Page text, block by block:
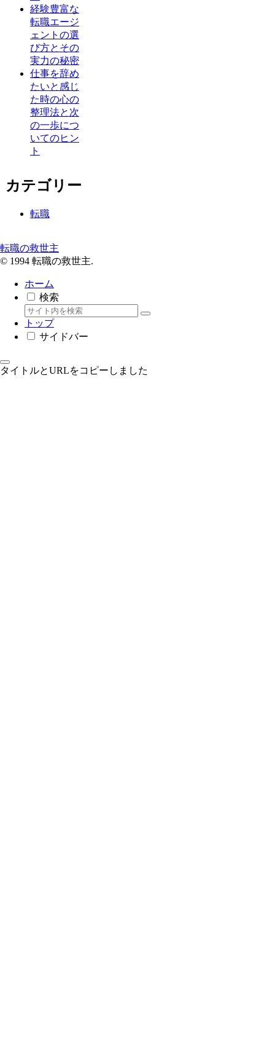
経験豊富な
転職エージ
ェントの選
び方とその
実力の秘密
仕事を辞め
たいと感じ
た時の心の
整理法と次
の一歩につ
いてのヒン
ト
カテゴリー
転職
転職の救世主
© 1994 転職の救世主.
ホーム
検索
トップ
サイドバー
タイトルとURLをコピーしました